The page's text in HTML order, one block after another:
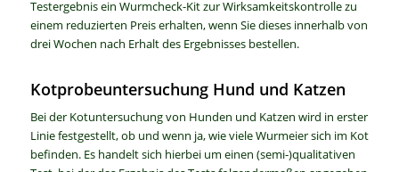
Testergebnis ein Wurmcheck-Kit zur Wirksamkeitskontrolle zu
einem reduzierten Preis erhalten, wenn Sie dieses innerhalb von
drei Wochen nach Erhalt des Ergebnisses bestellen.
Kotprobeuntersuchung Hund und Katzen
Bei der Kotuntersuchung von Hunden und Katzen wird in erster
Linie festgestellt, ob und wenn ja, wie viele Wurmeier sich im Kot
befinden. Es handelt sich hierbei um einen (semi-)qualitativen